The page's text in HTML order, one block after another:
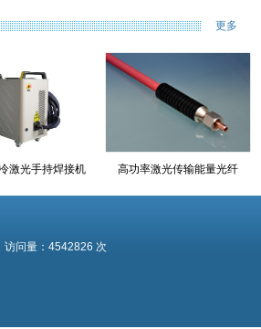
更多
激光手持焊接机 高功率激光传输能量光纤
访问量：4542826 次